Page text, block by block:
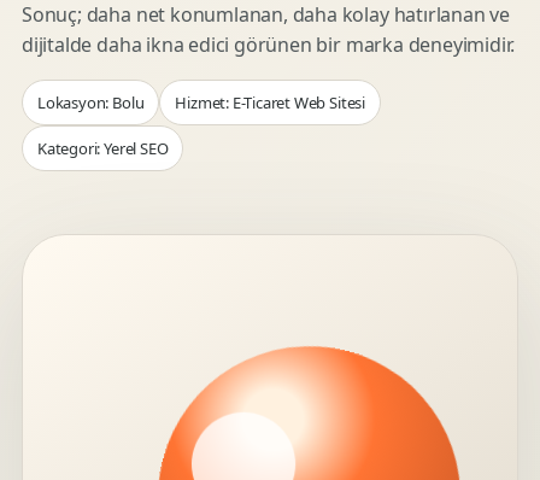
Sonuç; daha net konumlanan, daha kolay hatırlanan ve
dijitalde daha ikna edici görünen bir marka deneyimidir.
Lokasyon: Bolu Hizmet: E-Ticaret Web Sitesi
Kategori: Yerel SEO